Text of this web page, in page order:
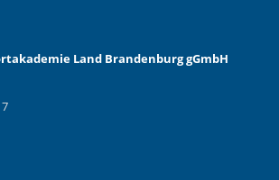
Land Brandenburg gGmbH